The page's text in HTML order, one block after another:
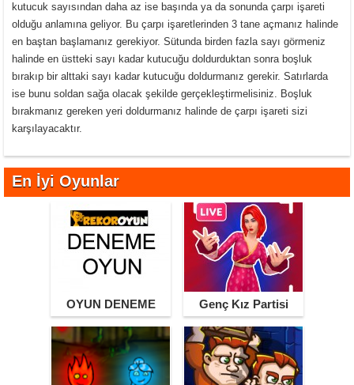
kutucuk sayısından daha az ise başında ya da sonunda çarpı işareti
olduğu anlamına geliyor. Bu çarpı işaretlerinden 3 tane açmanız halinde
en baştan başlamanız gerekiyor. Sütunda birden fazla sayı görmeniz
halinde en üstteki sayı kadar kutucuğu doldurduktan sonra boşluk
bırakıp bir alttaki sayı kadar kutucuğu doldurmanız gerekir. Satırlarda
ise bunu soldan sağa olacak şekilde gerçekleştirmelisiniz. Boşluk
bırakmanız gereken yeri doldurmanız halinde de çarpı işareti sizi
karşılayacaktır.
En İyi Oyunlar
OYUN DENEME Genç Kız Partisi